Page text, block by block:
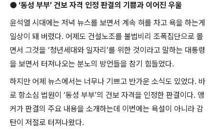
● ‘동성 부부’ 건보 자격 인정 판결의 기쁨과 이어진 우울
윤석열 시대에는 저녁 뉴스를 보면서 계속 혀를 차고 욕을 하는게
일상이 돼 버렸다. 어제도 건설노조를 불법비리 조폭집단으로 몰
면서 그것을 ‘청년세대와 일자리 ’를 위한 것이라고 말하는 대통령
을 보면서 터져나오는 분노의 방언들을 참기 힘들었다.
하지만 어제 뉴스에서는 너무나 기쁘고 반가운 소식도 있었다. 바
로 항소심 법원이 ‘동성 부부’의 건보 자격을 인정한 판결이다. 앵
커가 판결의 주요 내용을 소개하는데 이번에는 욕설이 아니라 감
탄이 저절로 터져나왔다.